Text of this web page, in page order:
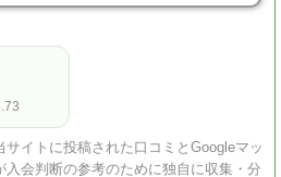
イトに投稿された口コミとGoogleマッ
会判断の参考のために独自に収集・分